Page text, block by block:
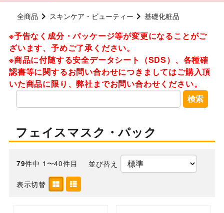
全商品 スキンケア・ビューティー 基礎化粧品
※予告なく成分・パッケージ等が変更になることがご
ざいます、予めご了承ください。
※商品に付随する安全データシート（SDS）、各種確
認書等に関するお問い合わせにつきましてはご購入頂
いた商品に限り、弊社までお問い合わせください。
検索
フェイスマスク・パック
79件中 1〜40件目 並び替え
表示切替